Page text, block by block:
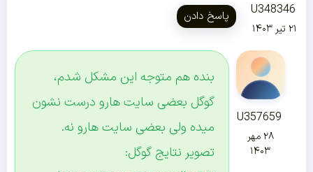
U348346
۲۱ تیر ۱۴۰۳
پاسخ دادن
U357659
۲۸ مهر
۱۴۰۳
بنده هم متوجه این مشکل شدم،
گوگل بعضی سایت هارو درست نشون
میده ولی بعضی سایت هارو نه.
تصویر نتایج گوگل: